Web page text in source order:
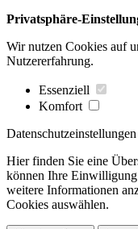
Privatsphäre-
Wir nutzen Cookies auf
Nutzererfahrung.
Essenziell
Komfort
Datenschutzeinstellungen
Hier finden Sie eine
können Ihre Einwilligung
weitere Informationen
Cookies auswählen.